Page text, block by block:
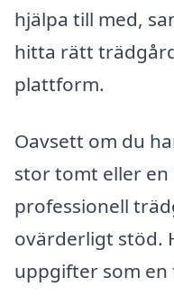
hjälpa till med,
hitta rätt
plattform.
Oavsett om du
stor tomt eller
professionell
ovärderligt stöd.
uppgifter som en